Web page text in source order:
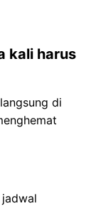
kali harus
di